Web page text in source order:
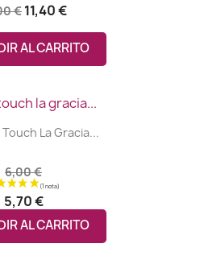
€ 11,40 €
AL CARRITO
La Gracia...
6,00 €
5,70 €
AL CARRITO